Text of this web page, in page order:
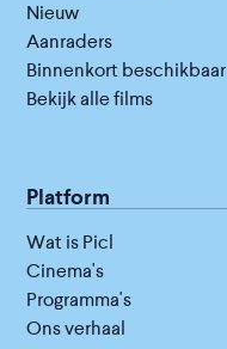
Nieuw
Aanraders
Binnenkort beschikbaar
Bekijk alle films
Platform
Wat is Picl
Cinema's
Programma's
Ons verhaal